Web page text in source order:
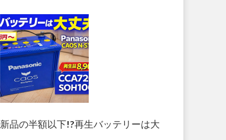
新品の半額以下!?再生バッテリーは大